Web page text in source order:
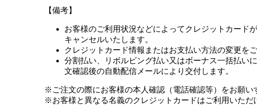
【備考】
お客様のご利用状況などによってクレジットカード
キャンセルいたします。
クレジットカード情報またはお支払い方法の変更を
分割払い、リボルビング払い又はボーナス一括払い
文確認後の自動配信メールにより交付します。
※ご注文の際にお客様の本人確認（電話確認等）をお願い
※お客様と異なる名義のクレジットカードはご利用いただ